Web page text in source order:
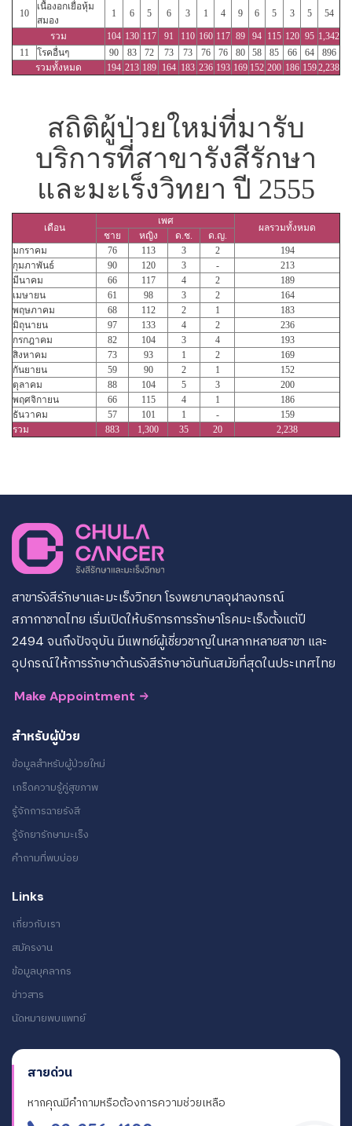
10
เนื้องอกเยื่อหุ้ม
สมอง
1 6 5 6 3 1 4 9 6 5 3 5 54
รวม 104 130 117 91 110 160 117 89 94 115 120 95 1,342
11
โรคอื่นๆ 90 83 72 73 73 76 76 80 58 85 66 64
896
รวมทั้งหมด
194 213 189 164 183 236 193 169 152 200 186 1592,238
สถิติผู้ป่วยใหม่ที่มารับ
บริการที่สาขารังสีรักษา
และมะเร็งวิทยา ปี 2555
เดือน
เพศ
ผลรวมทั้งหมด
ชาย หญิง ด.ช.
ด.ญ.
มกราคม
76 113 3 2
194
กุมภาพันธ์
90 120 3 -
213
มีนาคม
66 117 4 2
189
เมษายน
61 98 3 2
164
พฤษภาคม
68 112 2 1
183
มิถุนายน
97 133 4 2
236
กรกฎาคม
82 104 3 4
193
สิงหาคม
73 93 1 2
169
กันยายน
59 90 2 1
152
ตุลาคม
88 104 5 3
200
พฤศจิกายน
66 115 4 1
186
ธันวาคม
57 101 1 -
159
รวม
883 1,300 35 20 2,238
สาขารังสีรักษาและมะเร็งวิทยา โรงพยาบาลจุฬาลงกรณ์
สภากาชาดไทย เริ่มเปิดให้บริการการรักษาโรคมะเร็งตั้งแต่ปี
2494 จนถึงปัจจุบัน มีแพทย์ผู้เชี่ยวชาญในหลากหลายสาขา และ
อุปกรณ์ให้การรักษาด้านรังสีรักษาอันทันสมัยที่สุดในประเทศไทย
Make Appointment
สำหรับผู้ป่วย
ข้อมูลสำหรับผู้ป่วยใหม่
เกร็ดความรู้คู่สุขภาพ
รู้จักการฉายรังสี
รู้จักยารักษามะเร็ง
คำถามที่พบบ่อย
Links
เกี่ยวกับเรา
สมัครงาน
ข้อมูลบุคลากร
ข่าวสาร
นัดหมายพบแพทย์
สายด่วน
หากคุณมีคำถามหรือต้องการความช่วยเหลือ